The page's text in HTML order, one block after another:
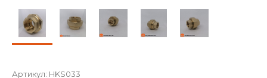
Артикул: HKS033